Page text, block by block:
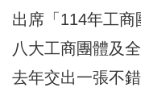
出席「114年工
八大工商團體及
去年交出一張不